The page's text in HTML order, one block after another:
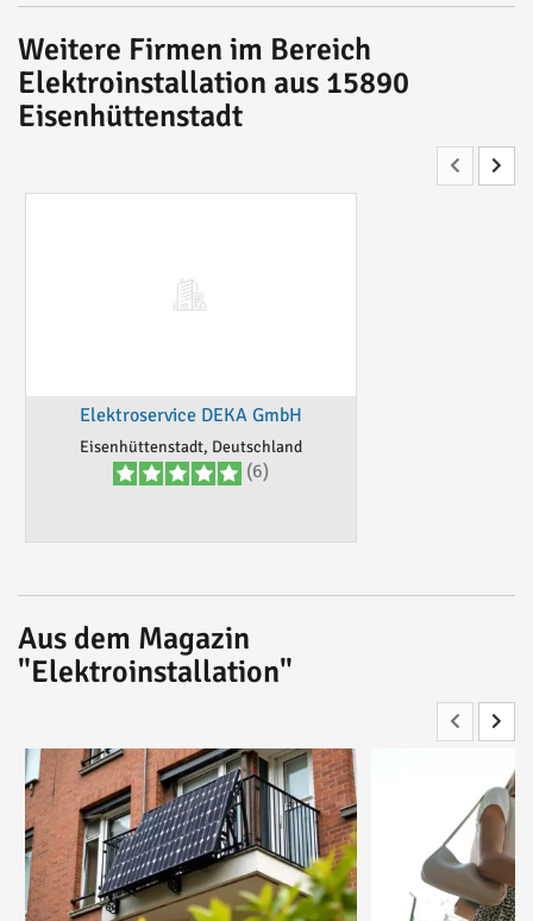
Weitere Firmen im Bereich
Elektroinstallation aus 15890
Eisenhüttenstadt
Elektroservice DEKA GmbH
Eisenhüttenstadt, Deutschland
(6)
Aus dem Magazin
"Elektroinstallation"